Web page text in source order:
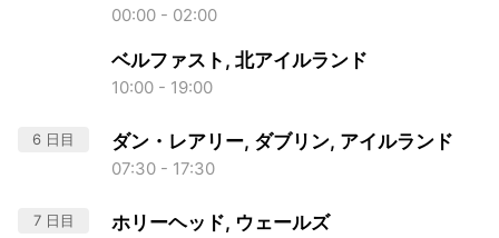
00:00 - 02:00
ベルファスト, 北アイルランド
10:00 - 19:00
6 日目 ダン・レアリー, ダブリン, アイルランド
07:30 - 17:30
7 日目 ホリーヘッド, ウェールズ